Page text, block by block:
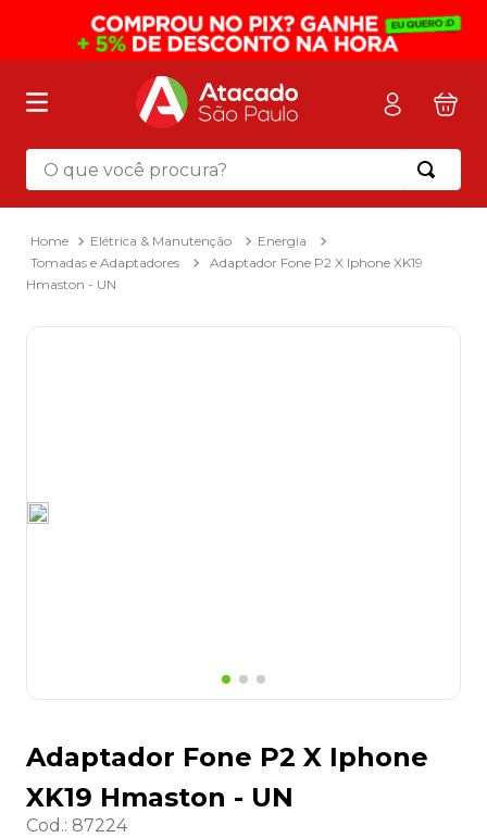
O que você procura?
Elétrica & Manutenção
Energia
Tomadas e Adaptadores
Adaptador Fone P2 X Iphone XK19
Hmaston - UN
Adaptador Fone P2 X Iphone
XK19 Hmaston - UN
Cod.: 87224
Termos mais buscados
mochila
2º sacola
8